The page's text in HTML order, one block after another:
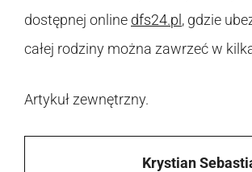
dostępnej online dfs24.pl, gdzie
całej rodziny można zawrzeć w
Artykuł zewnętrzny.
Krystian